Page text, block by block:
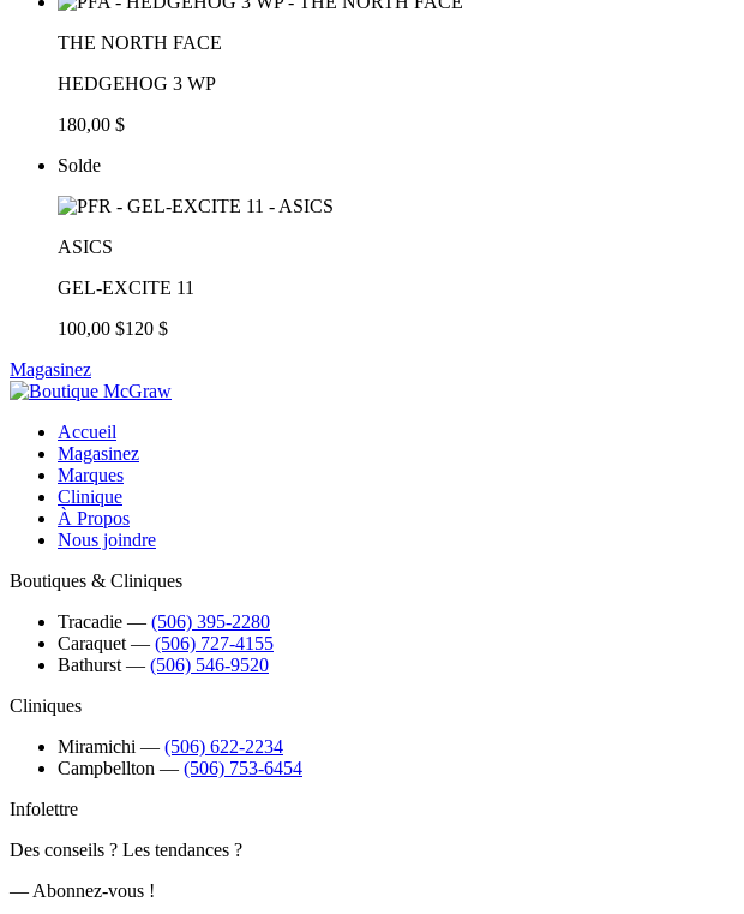
THE NORTH FACE
HEDGEHOG 3 WP
180,00 $
Solde
ASICS
GEL-EXCITE 11
100,00 $120 $
Magasinez
Accueil
Magasinez
Marques
Clinique
À Propos
Nous joindre
Boutiques & Cliniques
Tracadie ― (506) 395-2280
Caraquet ― (506) 727-4155
Bathurst ― (506) 546-9520
Cliniques
Miramichi ― (506) 622-2234
Campbellton ― (506) 753-6454
Infolettre
Des conseils ? Les tendances ?
― Abonnez-vous !